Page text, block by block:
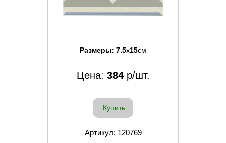
Размеры: 7.5x15см
Цена: 384р/шт.
Купить
Артикул: 120769